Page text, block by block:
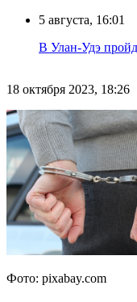
5 августа, 16:01
В Улан-Удэ
18 октября 2023, 18:26
Фото: pixabay.com